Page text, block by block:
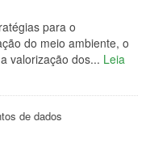
para o
do meio ambiente, o
valorização dos... Leia
de dados